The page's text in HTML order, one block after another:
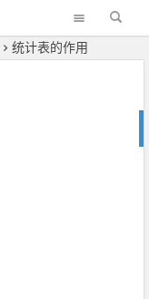
统计表的作用